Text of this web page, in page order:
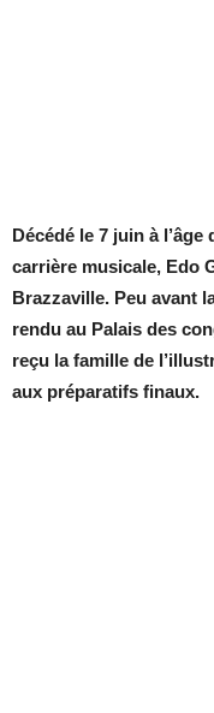
Décédé le 7 juin à
carrière musicale, Edo
Brazzaville. Peu avant
rendu au Palais des
reçu la famille de
aux préparatifs finaux.